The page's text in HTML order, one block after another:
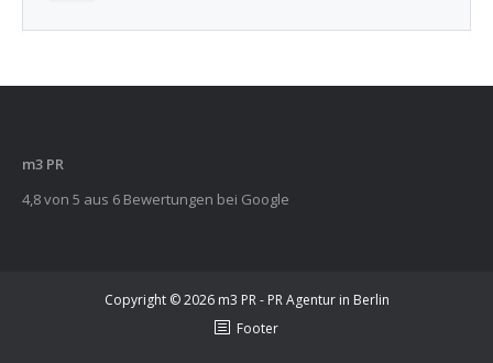
m3 PR
4,8von 5 aus 6 Bewertungen bei Google
Copyright © 2026 m3 PR - PR Agentur in Berlin
Footer